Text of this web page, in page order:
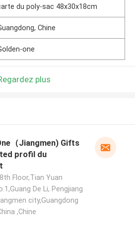
du poly-sac 48x30x18cm
Chine
one
plus
（Jiangmen) Gifts
profil du
Floor,Tian Yuan
De Li, Pengjiang
city,Guangdong
,Chine